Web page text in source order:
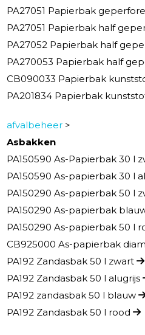
PA27051 Papierbak
PA27051 Papierbak half
PA27052 Papierbak half
PA270053 Papierbak half
CB090033 Papierbak
PA201834 Papierbak
afvalbeheer >
Asbakken
PA150590 As-Papierbak 30 l
PA150590 As-papierbak 30 l
PA150290 As-papierbak 50 l
PA150290 As-papierbak
PA150290 As-papierbak 50 l
CB925000 As-papierbak
PA192 Zandasbak 50 l zwart
PA192 Zandasbak 50 l alugrijs
PA192 zandasbak 50 l blauw
PA192 Zandasbak 50 l rood